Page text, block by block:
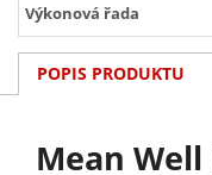
Výkonová řada
POPIS PRODUKTU
Mean Well